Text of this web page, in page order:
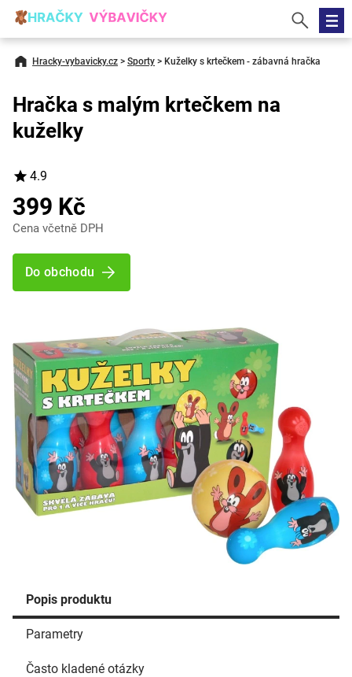
Hracky-vybavicky.cz > Sporty > Kuželky s krtečkem - zábavná hračka
Popis produktu
Parametry
Často kladené otázky
Hračka s malým krtečkem na
kuželky
4.9
399 Kč
Cena včetně DPH
Do obchodu